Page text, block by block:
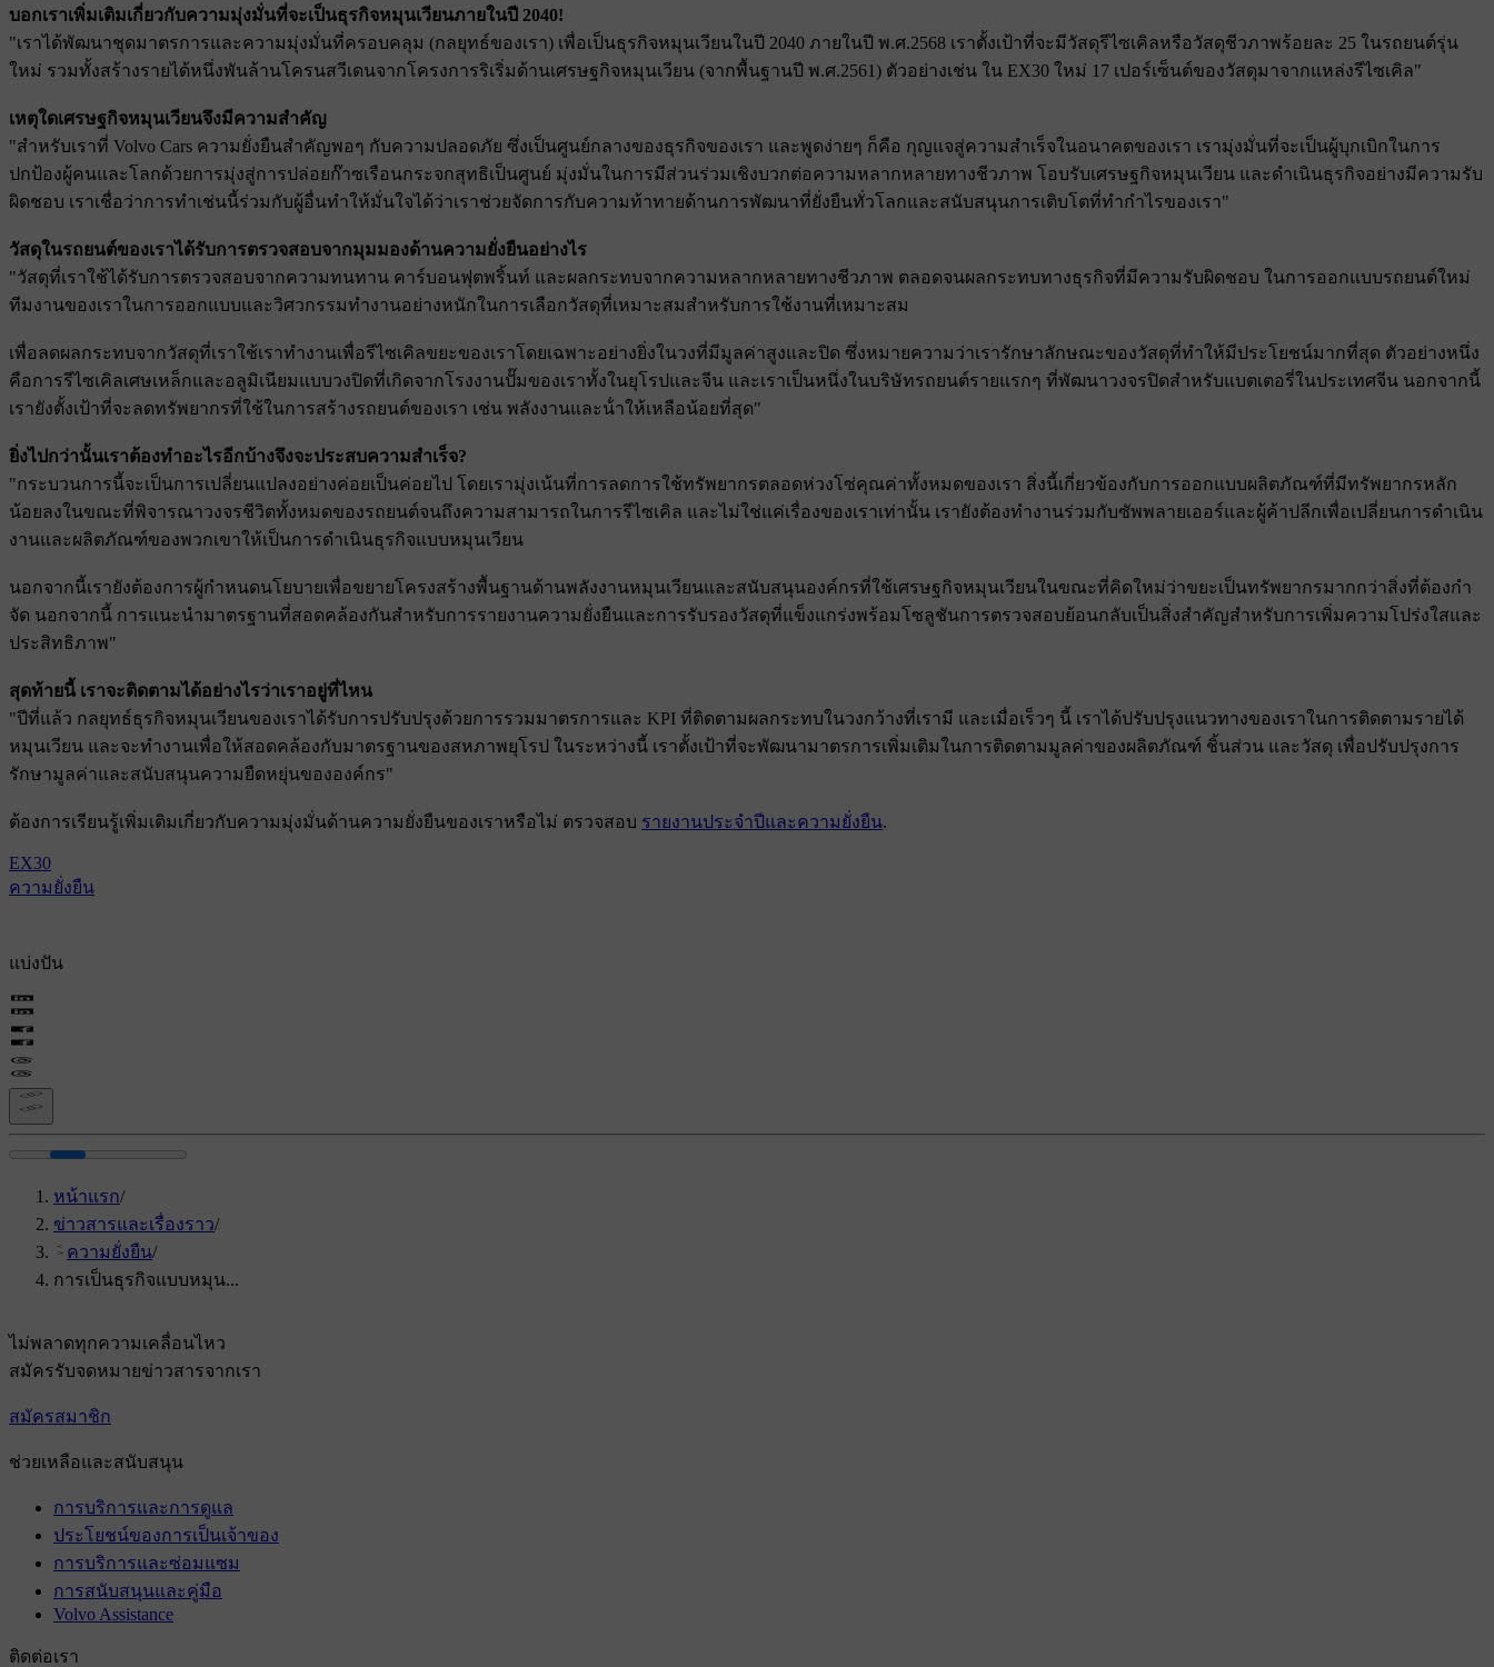
บอกเราเพิ่มเติมเกี่ยวกับความมุ่งมั่นที่จะเป็นธุรกิจหมุนเวียนภายในปี 2040!
"เราได้พัฒนาชุดมาตรการและความมุ่งมั่นที่ครอบคลุม (กลยุทธ์ของเรา) เพื่อเป็นธุรกิจหมุนเวียนในปี 2040 ภายในปี พ.ศ.2568 เราตั้งเป้าที่จะมีวัสดุรีไซเคิลหรือวัสดุชีวภาพร้อยละ 25 ในรถยนต์รุ่น
ใหม่ รวมทั้งสร้างรายได้หนึ่งพันล้านโครนสวีเดนจากโครงการริเริ่มด้านเศรษฐกิจหมุนเวียน (จากพื้นฐานปี พ.ศ.2561) ตัวอย่างเช่น ใน EX30 ใหม่ 17 เปอร์เซ็นต์ของวัสดุมาจากแหล่งรีไซเคิล"
เหตุใดเศรษฐกิจหมุนเวียนจึงมีความสําคัญ
"สําหรับเราที่ Volvo Cars ความยั่งยืนสําคัญพอๆ กับความปลอดภัย ซึ่งเป็นศูนย์กลางของธุรกิจของเรา และพูดง่ายๆ ก็คือ กุญแจสู่ความสําเร็จในอนาคตของเรา เรามุ่งมั่นที่จะเป็นผู้บุกเบิกในการ
ปกป้องผู้คนและโลกด้วยการมุ่งสู่การปล่อยก๊าซเรือนกระจกสุทธิเป็นศูนย์ มุ่งมั่นในการมีส่วนร่วมเชิงบวกต่อความหลากหลายทางชีวภาพ โอบรับเศรษฐกิจหมุนเวียน และดําเนินธุรกิจอย่างมีความรับ
ผิดชอบ เราเชื่อว่าการทําเช่นนี้ร่วมกับผู้อื่นทําให้มั่นใจได้ว่าเราช่วยจัดการกับความท้าทายด้านการพัฒนาที่ยั่งยืนทั่วโลกและสนับสนุนการเติบโตที่ทํากําไรของเรา"
วัสดุในรถยนต์ของเราได้รับการตรวจสอบจากมุมมองด้านความยั่งยืนอย่างไร
"วัสดุที่เราใช้ได้รับการตรวจสอบจากความทนทาน คาร์บอนฟุตพริ้นท์ และผลกระทบจากความหลากหลายทางชีวภาพ ตลอดจนผลกระทบทางธุรกิจที่มีความรับผิดชอบ ในการออกแบบรถยนต์ใหม่
ทีมงานของเราในการออกแบบและวิศวกรรมทํางานอย่างหนักในการเลือกวัสดุที่เหมาะสมสําหรับการใช้งานที่เหมาะสม
เพื่อลดผลกระทบจากวัสดุที่เราใช้เราทํางานเพื่อรีไซเคิลขยะของเราโดยเฉพาะอย่างยิ่งในวงที่มีมูลค่าสูงและปิด ซึ่งหมายความว่าเรารักษาลักษณะของวัสดุที่ทําให้มีประโยชน์มากที่สุด ตัวอย่างหนึ่ง
คือการรีไซเคิลเศษเหล็กและอลูมิเนียมแบบวงปิดที่เกิดจากโรงงานปั๊มของเราทั้งในยุโรปและจีน และเราเป็นหนึ่งในบริษัทรถยนต์รายแรกๆ ที่พัฒนาวงจรปิดสําหรับแบตเตอรี่ในประเทศจีน นอกจากนี้
เรายังตั้งเป้าที่จะลดทรัพยากรที่ใช้ในการสร้างรถยนต์ของเรา เช่น พลังงานและน้ําให้เหลือน้อยที่สุด"
ยิ่งไปกว่านั้นเราต้องทําอะไรอีกบ้างจึงจะประสบความสําเร็จ?
"กระบวนการนี้จะเป็นการเปลี่ยนแปลงอย่างค่อยเป็นค่อยไป โดยเรามุ่งเน้นที่การลดการใช้ทรัพยากรตลอดห่วงโซ่คุณค่าทั้งหมดของเรา สิ่งนี้เกี่ยวข้องกับการออกแบบผลิตภัณฑ์ที่มีทรัพยากรหลัก
น้อยลงในขณะที่พิจารณาวงจรชีวิตทั้งหมดของรถยนต์จนถึงความสามารถในการรีไซเคิล และไม่ใช่แค่เรื่องของเราเท่านั้น เรายังต้องทํางานร่วมกับซัพพลายเออร์และผู้ค้าปลีกเพื่อเปลี่ยนการดําเนิน
งานและผลิตภัณฑ์ของพวกเขาให้เป็นการดําเนินธุรกิจแบบหมุนเวียน
นอกจากนี้เรายังต้องการผู้กําหนดนโยบายเพื่อขยายโครงสร้างพื้นฐานด้านพลังงานหมุนเวียนและสนับสนุนองค์กรที่ใช้เศรษฐกิจหมุนเวียนในขณะที่คิดใหม่ว่าขยะเป็นทรัพยากรมากกว่าสิ่งที่ต้องกํา
จัด นอกจากนี้ การแนะนํามาตรฐานที่สอดคล้องกันสําหรับการรายงานความยั่งยืนและการรับรองวัสดุที่แข็งแกร่งพร้อมโซลูชันการตรวจสอบย้อนกลับเป็นสิ่งสําคัญสําหรับการเพิ่มความโปร่งใสและ
ประสิทธิภาพ"
สุดท้ายนี้ เราจะติดตามได้อย่างไรว่าเราอยู่ที่ไหน
"ปีที่แล้ว กลยุทธ์ธุรกิจหมุนเวียนของเราได้รับการปรับปรุงด้วยการรวมมาตรการและ KPI ที่ติดตามผลกระทบในวงกว้างที่เรามี และเมื่อเร็วๆ นี้ เราได้ปรับปรุงแนวทางของเราในการติดตามรายได้
หมุนเวียน และจะทํางานเพื่อให้สอดคล้องกับมาตรฐานของสหภาพยุโรป ในระหว่างนี้ เราตั้งเป้าที่จะพัฒนามาตรการเพิ่มเติมในการติดตามมูลค่าของผลิตภัณฑ์ ชิ้นส่วน และวัสดุ เพื่อปรับปรุงการ
รักษามูลค่าและสนับสนุนความยืดหยุ่นขององค์กร"
ต้องการเรียนรู้เพิ่มเติมเกี่ยวกับความมุ่งมั่นด้านความยั่งยืนของเราหรือไม่ ตรวจสอบ รายงานประจําปีและความยั่งยืน.
EX30
ความยั่งยืน
แบ่งปัน
หน้าแรก/
ข่าวสารและเรื่องราว/
ความยั่งยืน/
การเป็นธุรกิจแบบหมุน...